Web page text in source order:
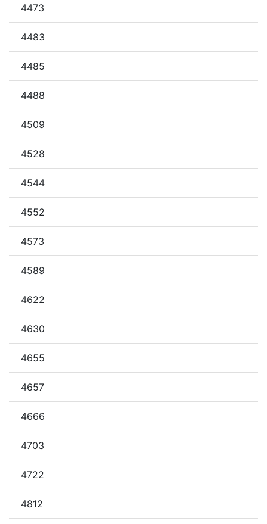
4473
4483
4485
4488
4509
4528
4544
4552
4573
4589
4622
4630
4655
4657
4666
4703
4722
4812